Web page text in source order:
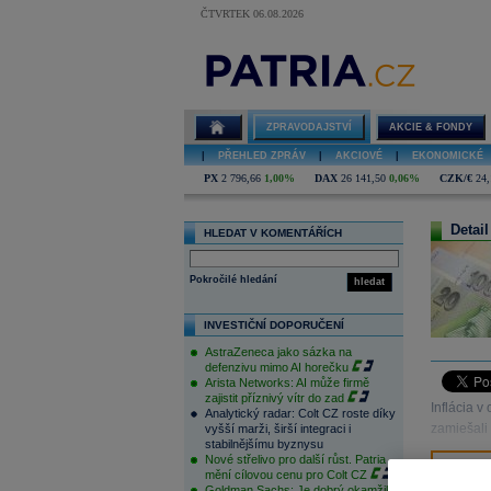
ČTVRTEK 06.08.2026
ZPRAVODAJSTVÍ AKCIE & FONDY
PŘEHLED ZPRÁV AKCIOVÉ EKONOMICKÉ
PX 2 796,66 1,00% DAX 26 141,50 0,06% CZK/€
HLEDAT V KOMENTÁŘÍCH
hledat
Pokročilé hledání
INVESTIČNÍ DOPORUČENÍ
AstraZeneca jako sázka na
defenzivu mimo AI horečku
Arista Networks: AI může firmě
zajistit příznivý vítr do zad
Analytický radar: Colt CZ roste díky
vyšší marži, širší integraci i
stabilnějšímu byznysu
Nové střelivo pro další růst. Patria
mění cílovou cenu pro Colt CZ
Inflácia v
zamiešali